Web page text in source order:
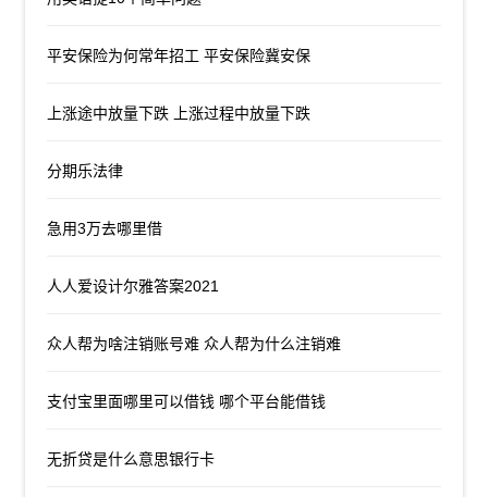
平安保险为何常年招工 平安保险冀安保
上涨途中放量下跌 上涨过程中放量下跌
分期乐法律
急用3万去哪里借
人人爱设计尔雅答案2021
众人帮为啥注销账号难 众人帮为什么注销难
支付宝里面哪里可以借钱 哪个平台能借钱
无折贷是什么意思银行卡